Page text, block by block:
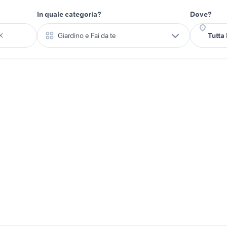
In quale categoria?
Giardino e Fai da te
Dove?